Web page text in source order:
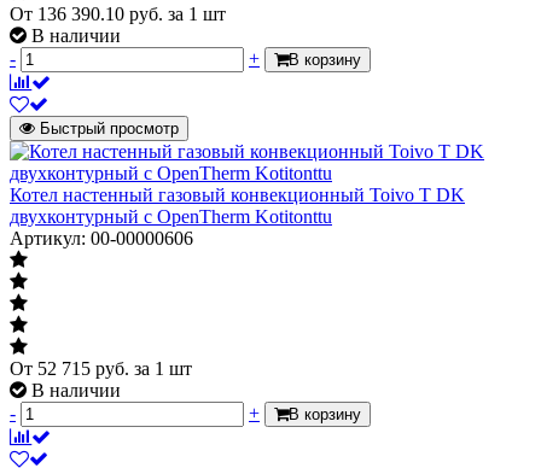
КПД котла
Электронезависимый
Рабочее давление отопительного контура
min
Рабочее давление отопительного контура
max
3,5 бар
Защита от промерзания
да
Производительность ГВС, л/мин
Напряжение питания
От 136 390.10 руб. за 1 шт
В наличии
-
+ В корзину
Быстрый просмотр
Котел настенный газовый конвекционный Toivo T DK
двухконтурный с OpenTherm Kotitonttu
Артикул: 00-00000606
От 52 715 руб. за 1 шт
В наличии
-
+ В корзину